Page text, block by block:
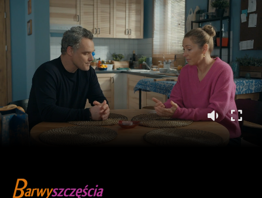
Barwy szczęścia